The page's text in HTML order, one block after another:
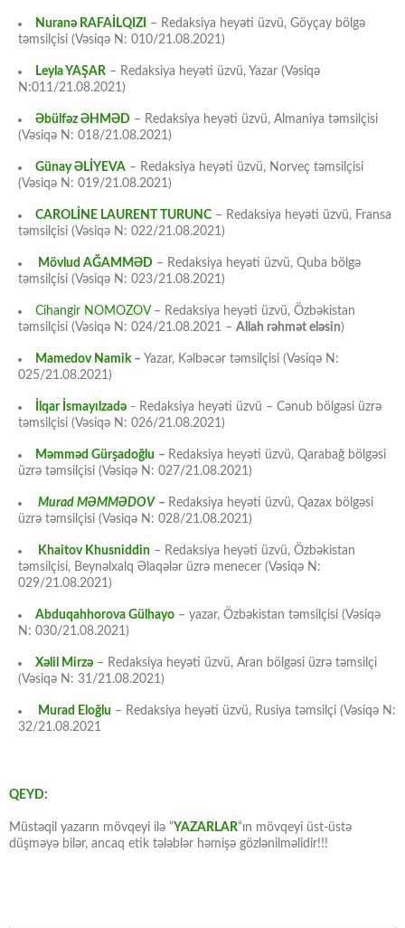
Nuranə RAFAİLQIZI
– Redaksiya heyəti üzvü, Göyçay bölgə
təmsilçisi (Vəsiqə N: 010/21.08.2021)
Leyla YAŞAR – Redaksiya heyəti üzvü, Yazar (Vəsiqə
N:011/21.08.2021)
Əbülfəz ƏHMƏD – Redaksiya heyəti üzvü, Almaniya təmsilçisi
(Vəsiqə N: 018/21.08.2021)
Günay ƏLİYEVA – Redaksiya heyəti üzvü, Norveç təmsilçisi
(Vəsiqə N: 019/21.08.2021)
CAROLİNE LAURENT TURUNC – Redaksiya heyəti üzvü, Fransa
təmsilçisi (Vəsiqə N: 022/21.08.2021)
Mövlud AĞAMMƏD – Redaksiya heyəti üzvü, Quba bölgə
təmsilçisi (Vəsiqə N: 023/21.08.2021)
Cihangir NOMOZOV– Redaksiya heyəti üzvü, Özbəkistan
təmsilçisi (Vəsiqə N: 024/21.08.2021 – Allah rəhmət eləsin)
Mamedov Namik– Yazar, Kəlbəcər təmsilçisi (Vəsiqə N:
025/21.08.2021)
İlqar İsmayılzadə – Redaksiya heyəti üzvü – Cənub bölgəsi üzrə
təmsilçisi (Vəsiqə N: 026/21.08.2021)
Məmməd Gürşadoğlu – Redaksiya heyəti üzvü, Qarabağ bölgəsi
üzrə təmsilçisi (Vəsiqə N: 027/21.08.2021)
Murad MƏMMƏDOV – Redaksiya heyəti üzvü, Qazax bölgəsi
üzrə təmsilçisi (Vəsiqə N: 028/21.08.2021)
Khaitov Khusniddin – Redaksiya heyəti üzvü, Özbəkistan
təmsilçisi, Beynəlxalq Əlaqələr üzrə menecer (Vəsiqə N:
029/21.08.2021)
Abduqahhorova Gülhayo – yazar, Özbəkistan təmsilçisi (Vəsiqə
N: 030/21.08.2021)
Xəlil Mirzə – Redaksiya heyəti üzvü, Aran bölgəsi üzrə təmsilçi
(Vəsiqə N: 31/21.08.2021)
Murad Eloğlu – Redaksiya heyəti üzvü, Rusiya təmsilçi (Vəsiqə N:
32/21.08.2021
QEYD:
Müstəqil yazarın mövqeyi ilə “YAZARLAR“ın mövqeyi üst-üstə
düşməyə bilər, ancaq etik tələblər həmişə gözlənilməlidir!!!